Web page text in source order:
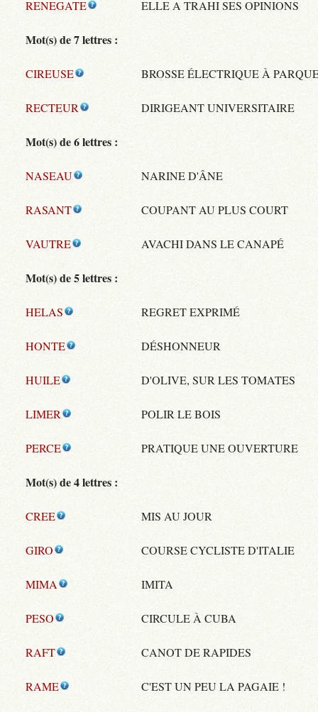
RENEGATE ELLE A TRAHI SES OPINIONS
Mot(s) de 7 lettres :
CIREUSE BROSSE ÉLECTRIQUE À
RECTEUR DIRIGEANT UNIVERSITAIRE
Mot(s) de 6 lettres :
NASEAU NARINE D'ÂNE
RASANT COUPANT AU PLUS COURT
VAUTRE AVACHI DANS LE CANAPÉ
Mot(s) de 5 lettres :
HELAS REGRET EXPRIMÉ
HONTE DÉSHONNEUR
HUILE D'OLIVE, SUR LES TOMATES
LIMER POLIR LE BOIS
PERCE PRATIQUE UNE OUVERTURE
Mot(s) de 4 lettres :
CREE MIS AU JOUR
GIRO COURSE CYCLISTE D'ITALIE
MIMA IMITA
PESO CIRCULE À CUBA
RAFT CANOT DE RAPIDES
RAME C'EST UN PEU LA PAGAIE !